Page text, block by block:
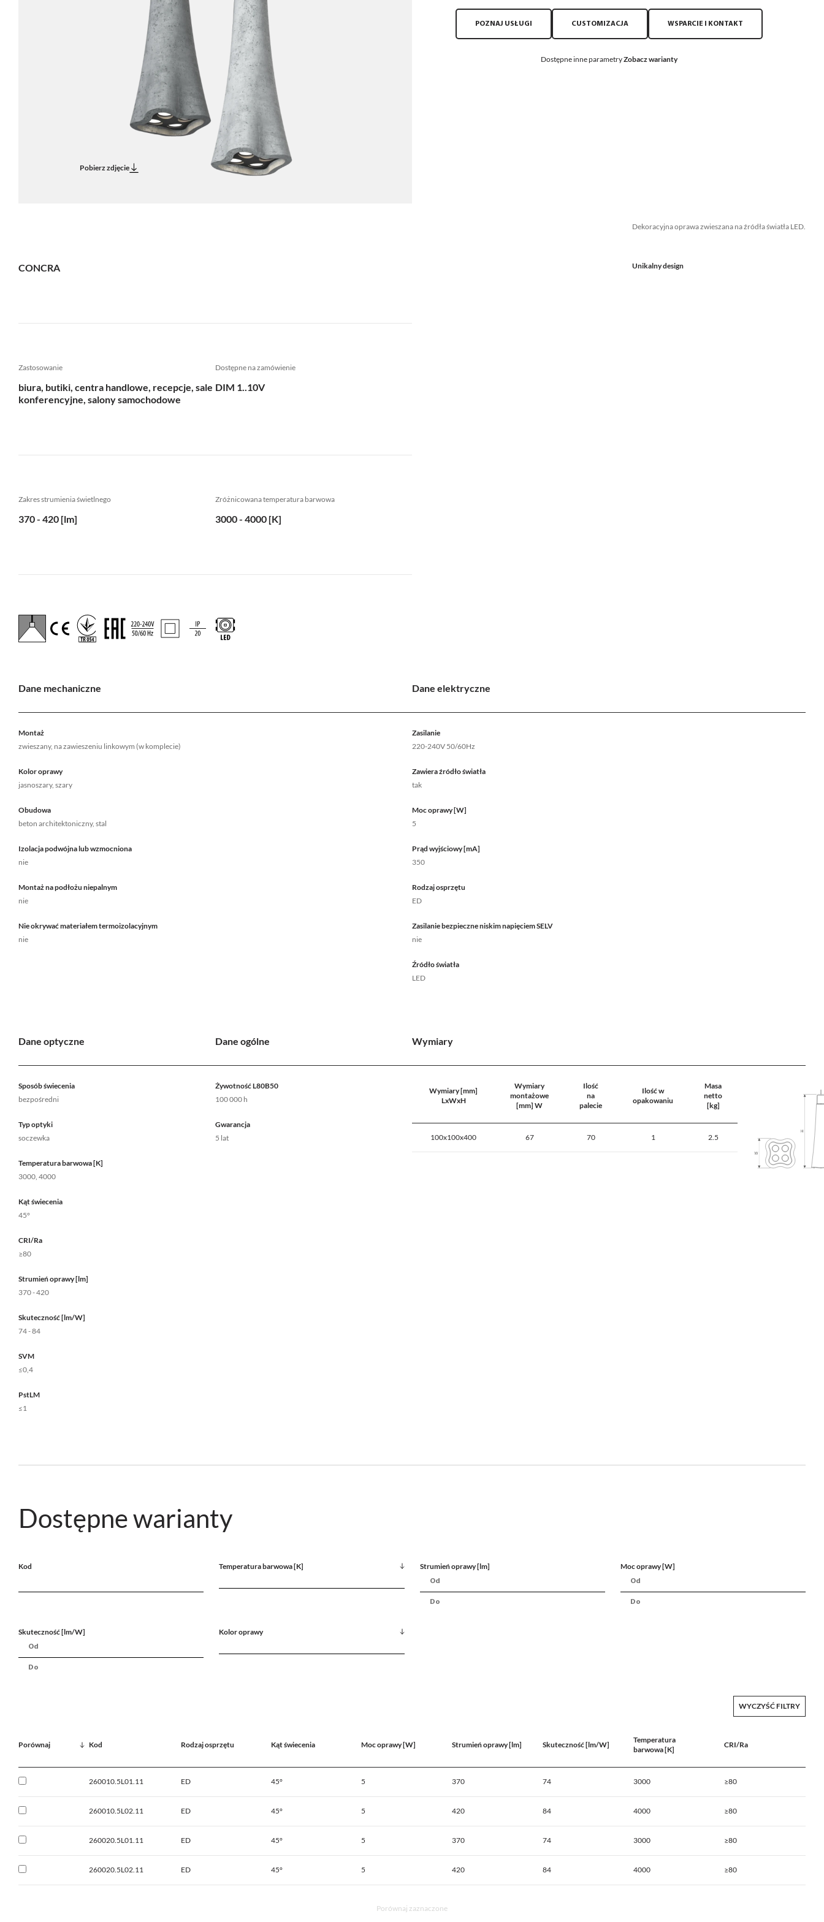
Pobierz zdjęcie
POZNAJ USŁUGI CUSTOMIZACJA WSPARCIE I KONTAKT
Dostępne inne parametryZobacz warianty
CONCRA
Dekoracyjna oprawa zwieszana na źródła światła LED.
Unikalny design
Zastosowanie
biura, butiki, centra handlowe, recepcje, sale
konferencyjne, salony samochodowe
Dostępne na zamówienie
DIM 1..10V
Zakres strumienia świetlnego
370 - 420 [lm]
Zróżnicowana temperatura barwowa
3000 - 4000 [K]
Dane mechaniczne
Montaż
zwieszany, na zawieszeniu linkowym (w komplecie)
Kolor oprawy
jasnoszary, szary
Obudowa
beton architektoniczny, stal
Izolacja podwójna lub wzmocniona
nie
Montaż na podłożu niepalnym
nie
Nie okrywać materiałem termoizolacyjnym
nie
Dane elektryczne
Zasilanie
220-240V 50/60Hz
Zawiera źródło światła
tak
Moc oprawy [W]
5
Prąd wyjściowy [mA]
350
Rodzaj osprzętu
ED
Zasilanie bezpieczne niskim napięciem SELV
nie
Źródło światła
LED
Dane optyczne
Sposób świecenia
bezpośredni
Typ optyki
soczewka
Temperatura barwowa [K]
3000, 4000
Kąt świecenia
45°
CRI/Ra
≥80
Strumień oprawy [lm]
370 - 420
Skuteczność [lm/W]
74 - 84
SVM
≤0,4
PstLM
≤1
Dane ogólne
Żywotność L80B50
100 000 h
Gwarancja
5 lat
Wymiary
Wymiary [mm]
LxWxH
Wymiary
montażowe
[mm] W
Ilość
na
palecie
Ilość w
opakowaniu
Masa
netto
[kg]
100x100x400 67 70 1 2.5
Dostępne warianty
Kod Temperatura barwowa [K] Strumień oprawy [lm] Moc oprawy [W]
Skuteczność [lm/W] Kolor oprawy
WYCZYŚĆ FILTRY
Porównaj Kod Rodzaj osprzętu Kąt świecenia Moc oprawy [W] Strumień oprawy [lm] Skuteczność [lm/W]
Temperatura
barwowa [K]
CRI/Ra
260010.5L01.11 ED 45° 5 370 74 3000 ≥80
260010.5L02.11 ED 45° 5 420 84 4000 ≥80
260020.5L01.11 ED 45° 5 370 74 3000 ≥80
260020.5L02.11 ED 45° 5 420 84 4000 ≥80
Porównaj zaznaczone